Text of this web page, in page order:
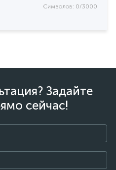
Символов: 0/3000
Задайте
сейчас!